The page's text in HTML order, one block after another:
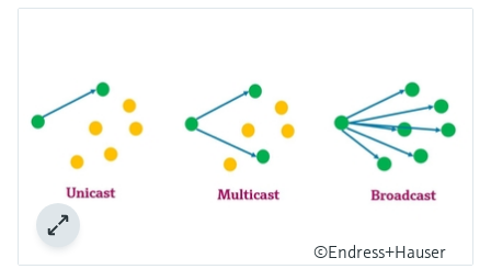
©Endress+Hauser